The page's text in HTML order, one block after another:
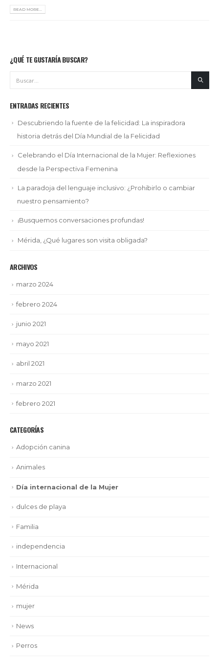
READ MORE...
¿QUÉ TE GUSTARÍA BUSCAR?
ENTRADAS RECIENTES
Descubriendo la fuente de la felicidad: La inspiradora
historia detrás del Día Mundial de la Felicidad
Celebrando el Día Internacional de la Mujer: Reflexiones
desde la Perspectiva Femenina
La paradoja del lenguaje inclusivo: ¿Prohibirlo o cambiar
nuestro pensamiento?
¡Busquemos conversaciones profundas!
Mérida, ¿Qué lugares son visita obligada?
ARCHIVOS
marzo 2024
febrero 2024
junio 2021
mayo 2021
abril 2021
marzo 2021
febrero 2021
CATEGORÍAS
Adopción canina
Animales
Día internacional de la Mujer
dulces de playa
Familia
independencia
Internacional
Mérida
mujer
News
Perros